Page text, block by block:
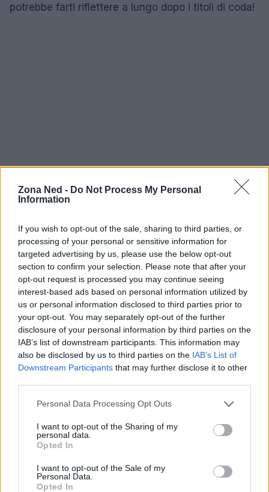
Zona Ned - Do Not Process My Personal
Information
If you wish to opt-out of the sale, sharing to third parties, or
processing of your personal or sensitive information for
targeted advertising by us, please use the below opt-out
section to confirm your selection. Please note that after your
opt-out request is processed you may continue seeing
interest-based ads based on personal information utilized by
us or personal information disclosed to third parties prior to
your opt-out. You may separately opt-out of the further
disclosure of your personal information by third parties on the
IAB’s list of downstream participants. This information may
also be disclosed by us to third parties on the IAB’s List of
Downstream Participants that may further disclose it to other
Please note that this website/app uses one or more Google
not limited to your visit or usage behaviour. You may click to
grant or deny consent to Google and its third-party tags to
use your data for below specified purposes in below Google
consent section.
Personal Data Processing Opt Outs
I want to opt-out of the Sharing of my
personal data.
Opted In
I want to opt-out of the Sale of my
Personal Data.
Opted In
potrebbe farti riflettere a lungo dopo i titoli di coda!
AUTORE
Staff